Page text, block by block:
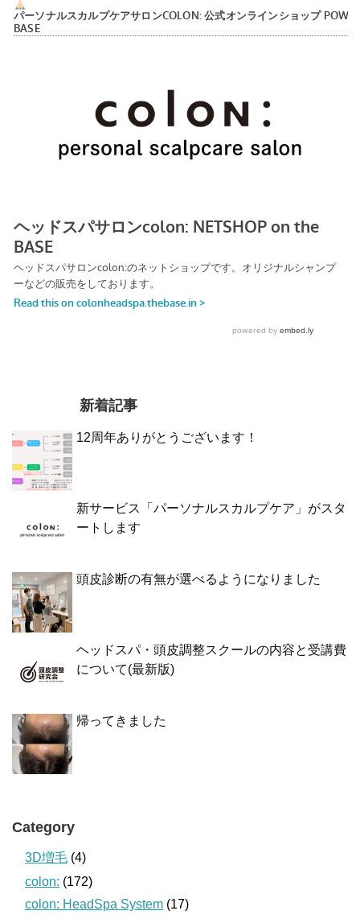
新着記事
12周年ありがとうございます！
新サービス「パーソナルスカルプケア」がスタ
ートします
頭皮診断の有無が選べるようになりました
ヘッドスパ・頭皮調整スクールの内容と受講費
について(最新版)
帰ってきました
Category
3D増毛 (4)
colon: (172)
colon: HeadSpa System (17)